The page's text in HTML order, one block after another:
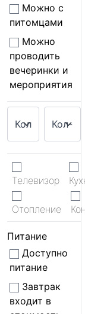
Можно с
питомцами
Можно
проводить
вечеринки и
мероприятия
Телевизор
Отопление
Питание
Доступно
питание
Завтрак
входит в